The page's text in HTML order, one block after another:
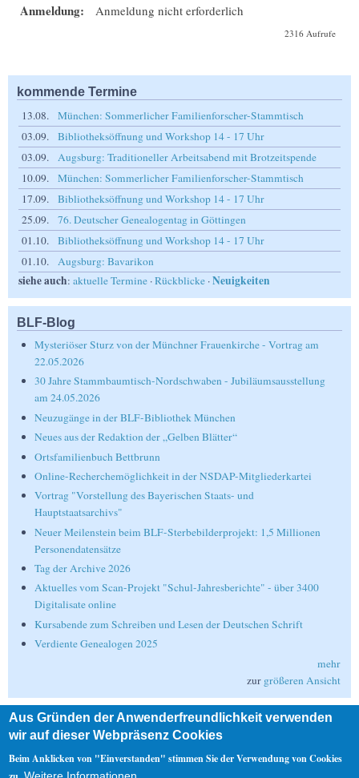
Anmeldung: Anmeldung nicht erforderlich
2316 Aufrufe
kommende Termine
13.08.
München: Sommerlicher Familienforscher-Stammtisch
03.09.
Bibliotheksöffnung und Workshop 14 - 17 Uhr
03.09.
Augsburg: Traditioneller Arbeitsabend mit Brotzeitspende
10.09.
München: Sommerlicher Familienforscher-Stammtisch
17.09.
Bibliotheksöffnung und Workshop 14 - 17 Uhr
25.09.
76. Deutscher Genealogentag in Göttingen
01.10.
Bibliotheksöffnung und Workshop 14 - 17 Uhr
01.10.
Augsburg: Bavarikon
siehe auch: aktuelle Termine ·Rückblicke ·Neuigkeiten
BLF-Blog
Mysteriöser Sturz von der Münchner Frauenkirche - Vortrag am
22.05.2026
30 Jahre Stammbaumtisch-Nordschwaben - Jubiläumsausstellung
am 24.05.2026
Neuzugänge in der BLF-Bibliothek München
Neues aus der Redaktion der „Gelben Blätter“
Ortsfamilienbuch Bettbrunn
Online-Recherchemöglichkeit in der NSDAP-Mitgliederkartei
Vortrag "Vorstellung des Bayerischen Staats- und
Hauptstaatsarchivs"
Neuer Meilenstein beim BLF-Sterbebilderprojekt: 1,5 Millionen
Personendatensätze
Tag der Archive 2026
Aktuelles vom Scan-Projekt "Schul-Jahresberichte" - über 3400
Digitalisate online
Kursabende zum Schreiben und Lesen der Deutschen Schrift
Verdiente Genealogen 2025
mehr
zur größeren Ansicht
Suche
Suche
Aus Gründen der Anwenderfreundlichkeit verwenden
wir auf dieser Webpräsenz Cookies
Beim Anklicken von "Einverstanden" stimmen Sie der Verwendung von Cookies
Weitere Informationen